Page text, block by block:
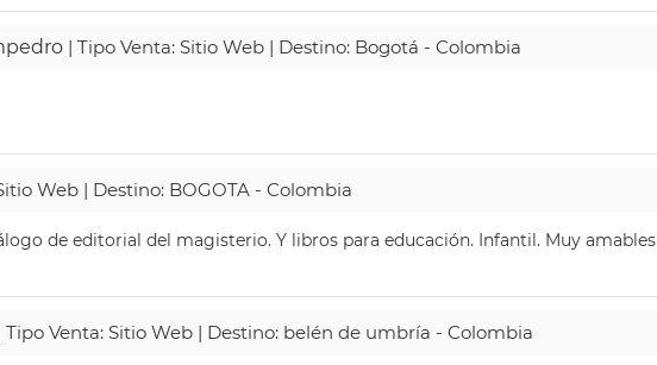
| Tipo Venta: Sitio Web | Destino: Bogotá - Colombia
Web | Destino: BOGOTA - Colombia
de editorial del magisterio. Y libros para educación. Infantil. Muy amables
Tipo Venta: Sitio Web | Destino: belén de umbría - Colombia